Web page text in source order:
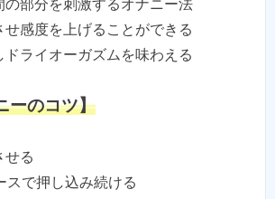
の部分を刺激するオナニー法
せ感度を上げることができる
ドライオーガズムを味わえる
ーのコツ】
せる
スで押し込み続ける